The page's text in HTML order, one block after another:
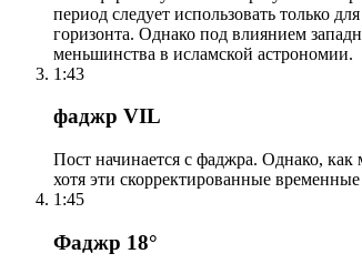
период следует использовать только
горизонта. Однако под влиянием
меньшинства в исламской астрономии.
1:43
фаджр VIL
Пост начинается с фаджра. Однако,
хотя эти скорректированные
1:45
Фаджр 18°